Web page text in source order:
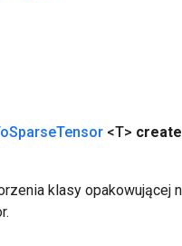
SparseTensor <T> create
klasy opakowującej